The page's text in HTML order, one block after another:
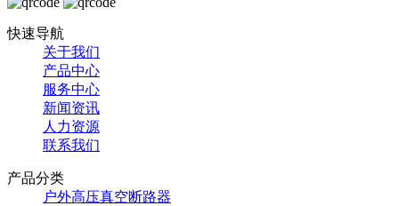
快速导航
关于我们
产品中心
服务中心
新闻资讯
人力资源
联系我们
产品分类
户外高压真空断路器